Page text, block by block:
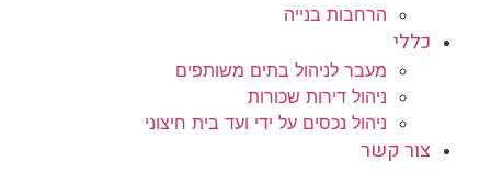
הרחבות בנייה
כללי
מעבר לניהול בתים משותפים
ניהול דירות שכורות
ניהול נכסים על ידי ועד בית חיצוני
צור קשר